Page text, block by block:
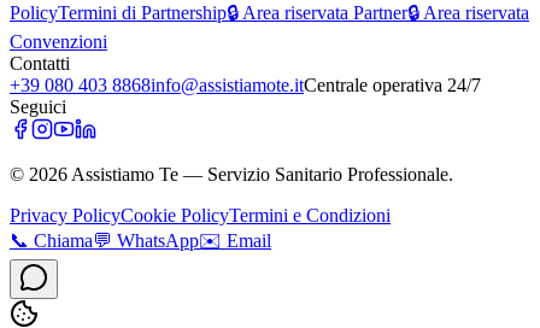
PolicyTermini di Partnership🔒 Area riservata Partner🔒 Area riservata
Convenzioni
Contatti
+39 080 403 8868info@assistiamote.itCentrale operativa 24/7
Seguici
© 2026 Assistiamo Te — Servizio Sanitario Professionale.
Privacy PolicyCookie PolicyTermini e Condizioni
📞 Chiama💬 WhatsApp✉️ Email